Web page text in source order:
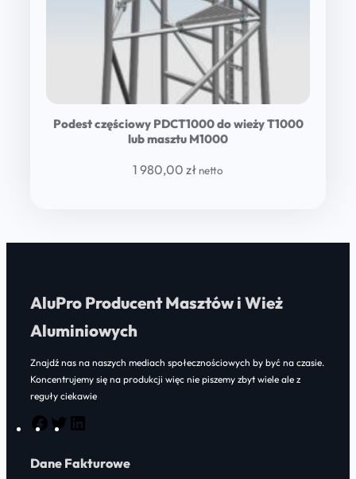
Podest częściowy PDCT1000 do wieży T1000
lub masztu M1000
1 980,00 zł netto
AluPro Producent Masztów i Wież
Aluminiowych
Znajdź nas na naszych mediach społecznościowych by być na czasie.
Koncentrujemy się na produkcji więc nie piszemy zbyt wiele ale z
reguły ciekawie
F
c
T
i
n
Dane Fakturowe